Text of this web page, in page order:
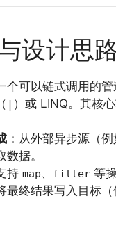
设计思
个可以链式调用的
| ）或 LINQ。其核
：从外部异步源（
数据。
持 map、 filter 等
最终结果写入目标